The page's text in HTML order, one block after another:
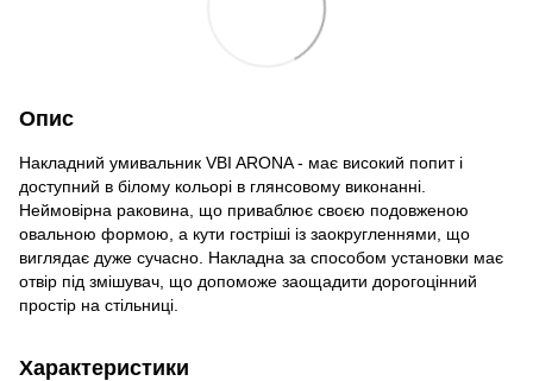
Опис
Накладний умивальник VBI ARONA - має високий попит і
доступний в білому кольорі в глянсовому виконанні.
Неймовірна раковина, що приваблює своєю подовженою
овальною формою, а кути гостріші із заокругленнями, що
виглядає дуже сучасно. Накладна за способом установки має
отвір під змішувач, що допоможе заощадити дорогоцінний
простір на стільниці.
Характеристики